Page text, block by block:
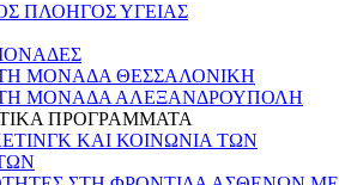
ΠΛΟΗΓΟΣ ΥΓΕΙΑΣ
ΜΟΝΑΔΑ ΘΕΣΣΑΛΟΝΙΚΗ
ΜΟΝΑΔΑ ΑΛΕΞΑΝΔΡΟΥΠΟΛΗ
ΠΡΟΓΡΑΜΜΑΤΑ
ΚΑΙ ΚΟΙΝΩΝΙΑ ΤΩΝ
2025
,Ανδρική υγεία
,Καρκίνος προστάτη,Νοέμβριος-
,Φροντίδα,Ψυχική υγεία
ανά τον κόσμο αφήνουν μουστάκι,
πουξεκίνησε το 2003 στη